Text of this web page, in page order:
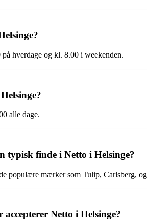
hverdage og kl. 8.00 i weekenden.
alle dage.
finde i Netto i Helsinge?
populære mærker som Tulip, Carlsberg,
Netto i Helsinge?